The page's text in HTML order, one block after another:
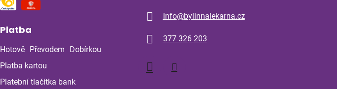
Platba
Hotově Převodem
Dobírkou
Platba kartou
Platební tlačítka bank
info@bylinnalekarna.cz
377 326 203